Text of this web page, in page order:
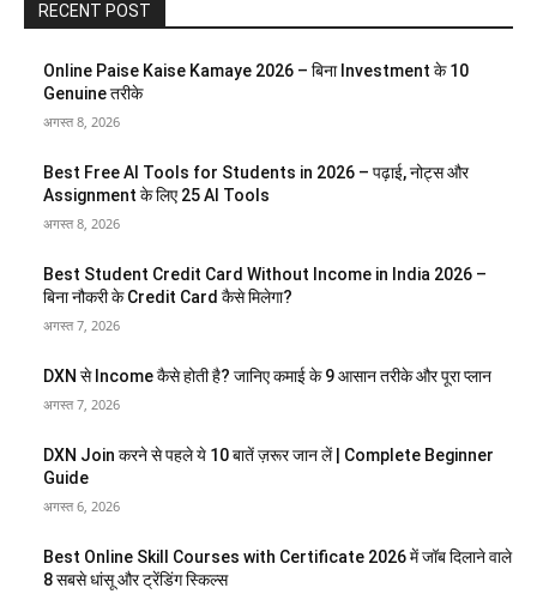
RECENT POST
Online Paise Kaise Kamaye 2026 – बिना Investment के 10
Genuine तरीके
अगस्त 8, 2026
Best Free AI Tools for Students in 2026 – पढ़ाई, नोट्स और
Assignment के लिए 25 AI Tools
अगस्त 8, 2026
Best Student Credit Card Without Income in India 2026 –
बिना नौकरी के Credit Card कैसे मिलेगा?
अगस्त 7, 2026
DXN से Income कैसे होती है? जानिए कमाई के 9 आसान तरीके और पूरा प्लान
अगस्त 7, 2026
DXN Join करने से पहले ये 10 बातें ज़रूर जान लें | Complete Beginner
Guide
अगस्त 6, 2026
Best Online Skill Courses with Certificate 2026 में जॉब दिलाने वाले
8 सबसे धांसू और ट्रेंडिंग स्किल्स